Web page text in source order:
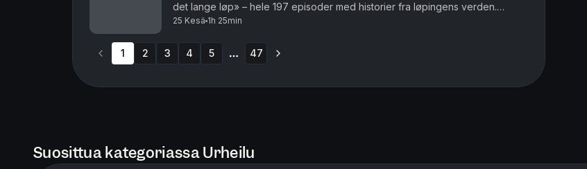
det lange løp» – hele 197 episoder med historier fra løpingens verden.
Sindre er tilbake og deler status på treningen f...
25 Kesä 1h 25min
1 2 3 4 5 47
Suosittua kategoriassa Urheilu